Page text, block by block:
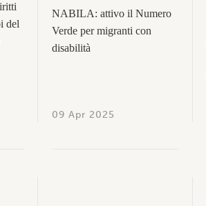
del
NABILA: attivo il Numero
Verde per migranti con
disabilità
09 Apr 2025